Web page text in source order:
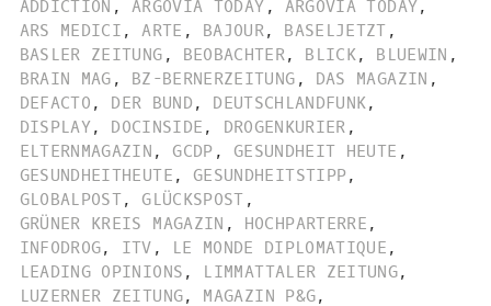
ADDICTION , ARGOVIA TODAY , ARGOVIA TODAY,
ARS MEDICI , ARTE , BAJOUR, BASELJETZT ,
BASLER ZEITUNG , BEOBACHTER, BLICK, BLUEWIN ,
BRAIN MAG , BZ-BERNERZEITUNG , DAS MAGAZIN ,
DEFACTO , DER BUND , DEUTSCHLANDFUNK,
DISPLAY, DOCINSIDE , DROGENKURIER ,
ELTERNMAGAZIN , GCDP , GESUNDHEIT HEUTE ,
GESUNDHEITHEUTE , GESUNDHEITSTIPP,
GLOBALPOST, GLÜCKSPOST ,
GRÜNER KREIS MAGAZIN , HOCHPARTERRE ,
INFODROG, ITV , LE MONDE DIPLOMATIQUE ,
LEADING OPINIONS , LIMMATTALER ZEITUNG,
LUZERNER ZEITUNG, MAGAZIN P&G,